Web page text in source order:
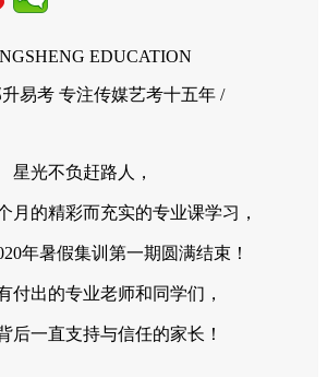
EDUCATION
易考 专注传媒艺考十五年 /
星光不负赶路人，
月的精彩而充实的专业课学习，
年暑假集训第一期圆满结束！
付出的专业老师和同学们，
后一直支持与信任的家长！